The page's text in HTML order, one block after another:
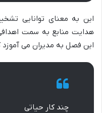
این به معنای توانایی
هدایت منابع به سمت
این فصل به مدیران می آموزد
چند کار حیاتی